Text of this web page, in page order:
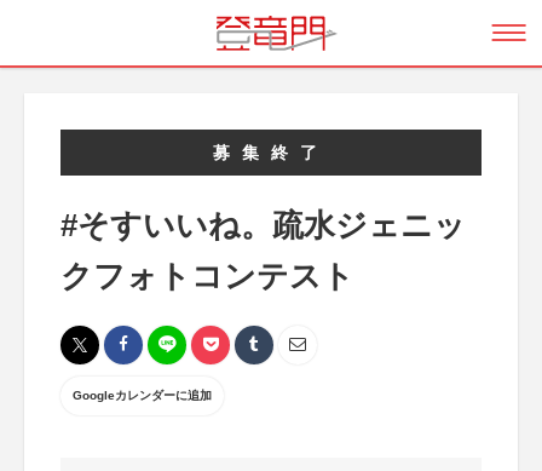
募集終了
#そすいいね。疏水ジェニッ
クフォトコンテスト
Googleカレンダーに追加